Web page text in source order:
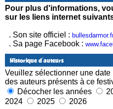
Pour plus d'informations,
sur les liens internet
. Son site officiel :
. Sa page Facebook :
Historique d'auteurs
Veuillez sélectionner une
des auteurs présents à ce
Décocher les années
2024
2025 2026